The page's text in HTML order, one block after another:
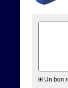
Un bon